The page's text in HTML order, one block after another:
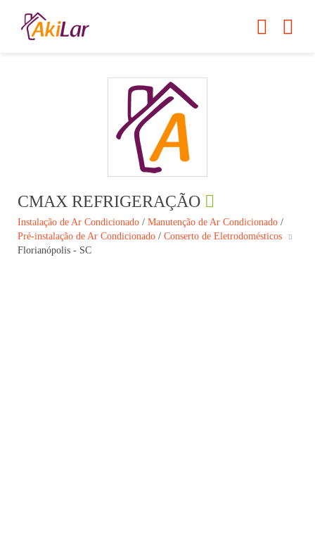
CMAX REFRIGERAÇÃO
Instalação de Ar Condicionado / Manutenção de Ar Condicionado /
Pré-instalação de Ar Condicionado / Conserto de Eletrodomésticos
Florianópolis - SC